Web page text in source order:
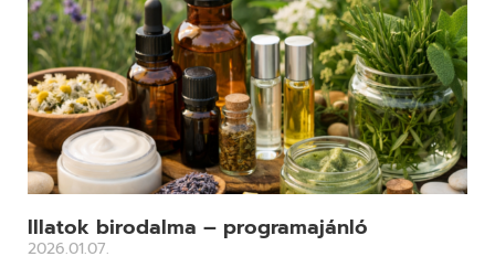
Illatok birodalma – programajánló
2026.01.07.